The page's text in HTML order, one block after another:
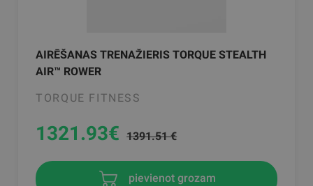
AIRĒŠANAS TRENAŽIERIS TORQUE STEALTH
AIR™ ROWER
TORQUE FITNESS
1321.93€ 1391.51 €
pievienot grozam